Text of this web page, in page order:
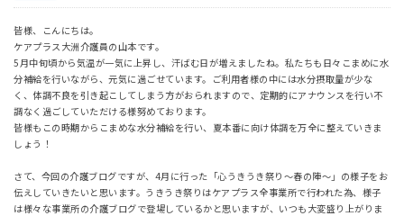
リクルート
お問い合わせ
皆様、こんにちは。
ケアプラス大洲介護員の山本です。
5月中旬頃から気温が一気に上昇し、汗ばむ日が増えましたね。私たちも日々こまめに水
分補給を行いながら、元気に過ごせています。ご利用者様の中には水分摂取量が少な
く、体調不良を引き起こしてしまう方がおられますので、定期的にアナウンスを行い不
調なく過ごしていただける様努めております。
皆様もこの時期からこまめな水分補給を行い、夏本番に向け体調を万全に整えていきま
しょう！
さて、今回の介護ブログですが、4月に行った「心うきうき祭り～春の陣～」の様子をお
伝えしていきたいと思います。うきうき祭りはケアプラス全事業所で行われた為、様子
は様々な事業所の介護ブログで登場しているかと思いますが、いつも大変盛り上がりま